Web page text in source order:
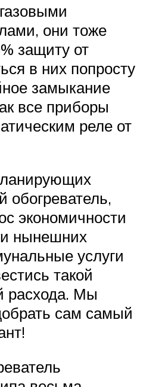
они тоже
защиту от
в них попросту
замыкание
все приборы
реле от
обогреватель,
экономичности
нынешних
услуги
такой
расхода. Мы
сам самый